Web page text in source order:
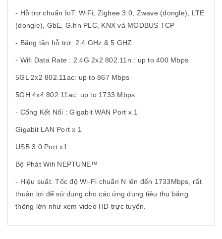
- Hỗ trợ chuẩn IoT: WiFi, Zigbee 3.0, Zwave (dongle), LTE
(dongle), GbE, G.hn PLC, KNX và MODBUS TCP
- Băng tần hỗ trợ: 2.4 GHz & 5 GHZ
- Wifi Data Rate : 2.4G 2x2 802.11n : up to 400 Mbps
5GL 2x2 802.11ac: up to 867 Mbps
5GH 4x4 802.11ac: up to 1733 Mbps
- Cổng Kết Nối : Gigabit WAN Port x 1
Gigabit LAN Port x 1
USB 3.0 Port x1
Bộ Phát Wifi NEPTUNE™
- Hiệu suất: Tốc độ Wi-Fi chuẩn N lên đến 1733Mbps, rất
thuận lợi để sử dụng cho các ứng dụng tiêu thụ băng
thông lớn như xem video HD trực tuyến.